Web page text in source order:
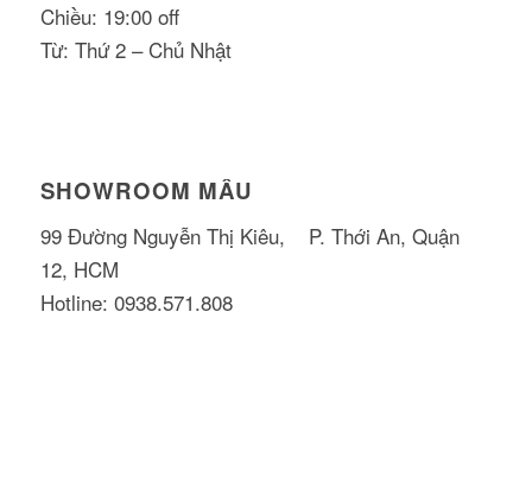
Chiều: 19:00 off
Từ: Thứ 2 – Chủ Nhật
SHOWROOM MẪU
99 Đường Nguyễn Thị Kiêu, P. Thới An, Quận
12, HCM
Hotline: 0938.571.808